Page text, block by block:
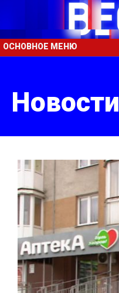
ОСНОВНОЕ МЕНЮ
Новости